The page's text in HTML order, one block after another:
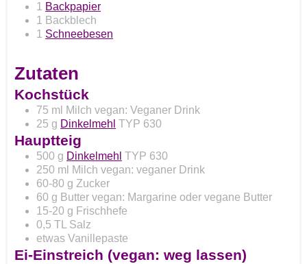
1
Backpapier
1 Backblech
1 Schneebesen
Zutaten
Kochstück
75 ml Milch vegan: Veganer Drink
25 g Dinkelmehl TYP 630
Hauptteig
500 g Dinkelmehl TYP 630
250 ml Milch vegan: veganer Drink
60-80 g Zucker
60 g Butter vegan: Margarine oder vegane Butter
15-20 g Frischhefe
0,5 TL
Salz
etwas Vanillepaste
Ei-Einstreich (vegan: weg lassen)